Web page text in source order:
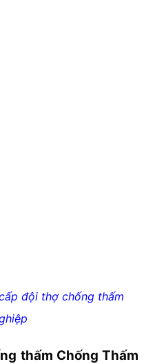
đội thợ chống thấm
thấm Chống Thấm